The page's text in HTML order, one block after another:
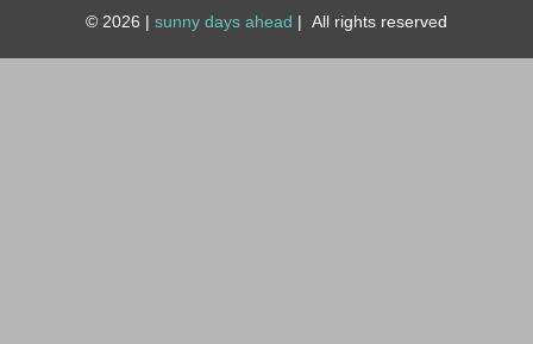
© 2026 | sunny days ahead | All rights reserved